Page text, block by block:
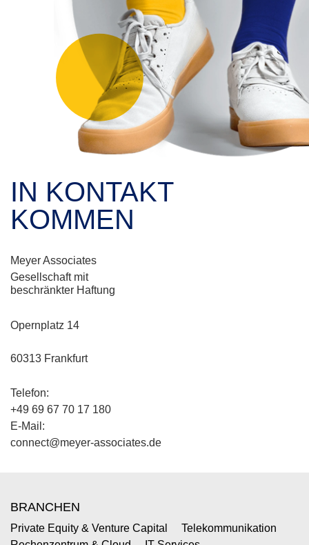
IN KONTAKT
KOMMEN
Meyer Associates
Gesellschaft mit
beschränkter Haftung
Opernplatz 14
60313 Frankfurt
Telefon:
+49 69 67 70 17 180
E-Mail:
connect@meyer-associates.de
BRANCHEN
Private Equity & Venture Capital
Telekommunikation